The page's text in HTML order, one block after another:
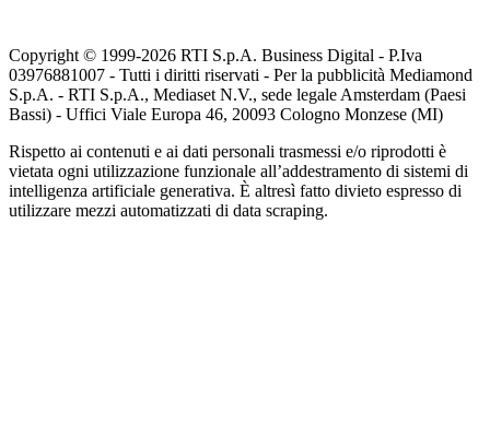
Copyright © 1999-2026 RTI S.p.A. Business Digital - P.Iva
03976881007 - Tutti i diritti riservati - Per la pubblicità Mediamond
S.p.A. - RTI S.p.A., Mediaset N.V., sede legale Amsterdam (Paesi
Bassi) - Uffici Viale Europa 46, 20093 Cologno Monzese (MI)
Rispetto ai contenuti e ai dati personali trasmessi e/o riprodotti è
vietata ogni utilizzazione funzionale all’addestramento di sistemi di
intelligenza artificiale generativa. È altresì fatto divieto espresso di
utilizzare mezzi automatizzati di data scraping.